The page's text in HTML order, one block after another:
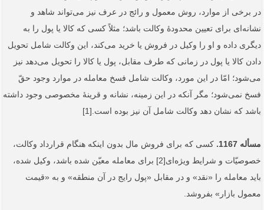
در برخی از موارد، روش معمول و رائج در عرف نیز می‌تواند شاهد و
نشانه‌ای برای تعیین محدودۀ وکالت باشد؛ مثلاً کسی که کالا یا پول را به
دیگری داده و او را وکیل در فروش یا خرید می‌کند، این وکالت شامل تحویل
دادن کالا یا پول در زمانی که طرف مقابل، پول یا کالا را تحویل می‌دهد نیز
می‌شود؛ امّا در این مورد، وکالت شامل فسخ معامله در موارد وجود حقّ
فسخ نمی‌شود؛ مگر آنکه در این زمینه، نشانه و قرینۀ مخصوصی وجود داشته
باشد که نشان دهد وکالت شامل آن نیز بوده است.[1]
مسأله 1167.
کسی که برای فروش مال بدون اینکه هنگام قرارداد وکالت،
خصوصیّات و شرایط ویژه‌ای[2] برای معامله معیّن شده باشد، وکیل شده،
باید معامله را «نقد» و در مقابل «پول رایج در آن منطقه» و به «قیمت
معمول بازار» بفروشد.